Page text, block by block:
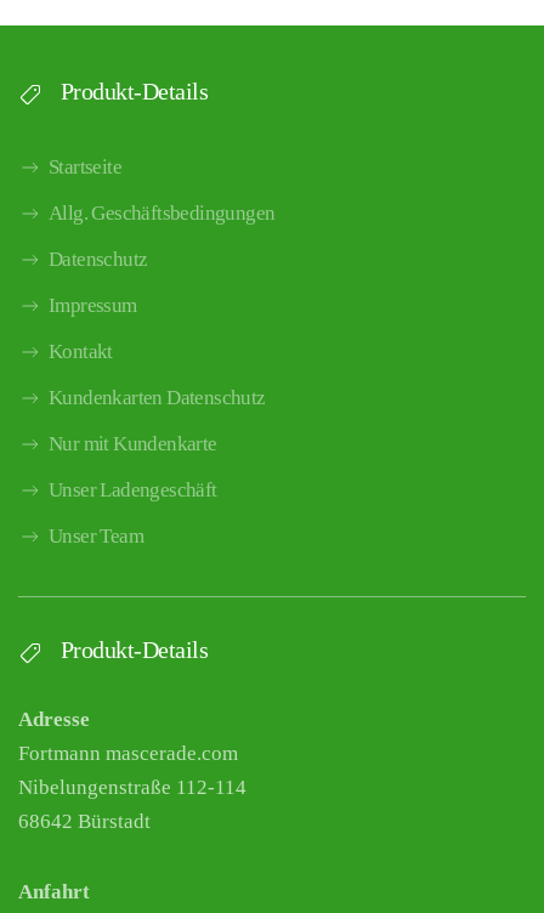
Produkt-Details
Startseite
Allg. Geschäftsbedingungen
Datenschutz
Impressum
Kontakt
Kundenkarten Datenschutz
Nur mit Kundenkarte
Unser Ladengeschäft
Unser Team
Produkt-Details
Adresse
Fortmann mascerade.com
Nibelungenstraße 112-114
68642 Bürstadt
Anfahrt